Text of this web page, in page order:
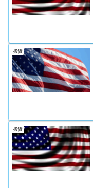
投資
投資